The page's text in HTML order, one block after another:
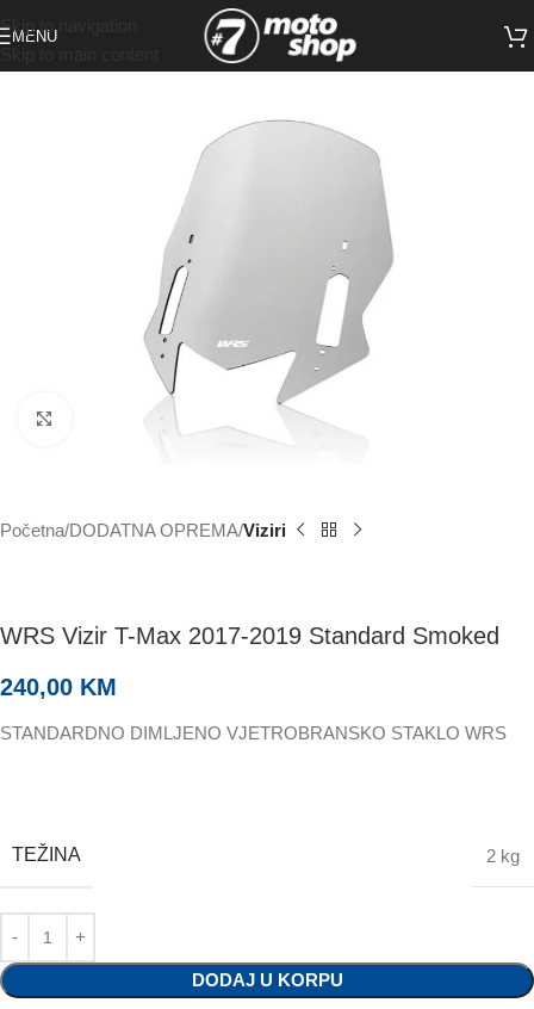
Skip to navigation
MENU
Click to enlarge
Početna DODATNA OPREMA Viziri
WRS Vizir T-Max 2017-2019 Standard Smoked
240,00 KM
STANDARDNO DIMLJENO VJETROBRANSKO STAKLO WRS
TEŽINA 2 kg
DODAJ U KORPU